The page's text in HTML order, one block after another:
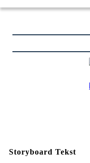
Storyboard Tekst